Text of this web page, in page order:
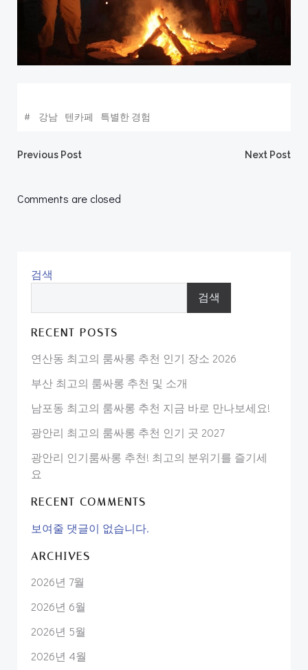
# 강남 텐카페 특별한 경험
Post
navigation
Previous Post Next Post
Comments are closed
검색
검색
RECENT POSTS
연산동 최고의 룸싸롱 추천 인기 장소 2026
부산 최고의 룸싸롱 추천 및 소개
남포동 최고의 룸싸롱 추천 지금 바로 만나보세요!
광안리 최고의 룸싸롱 추천 인기 곳 2027
광안리 인기룸싸롱 추천! 최고의 분위기를 즐기세
요
RECENT COMMENTS
보여줄 댓글이 없습니다.
ARCHIVES
2026년 7월
2026년 6월
2026년 5월
2026년 4월